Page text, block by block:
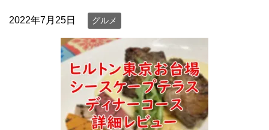
2022年7月25日 グルメ